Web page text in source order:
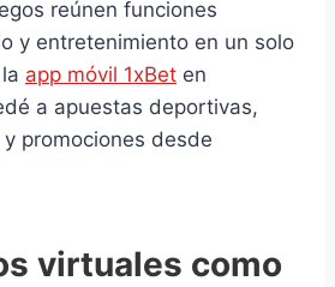
reúnen funciones
y entretenimiento en un solo
app móvil 1xBet en
a apuestas deportivas,
promociones desde
virtuales como